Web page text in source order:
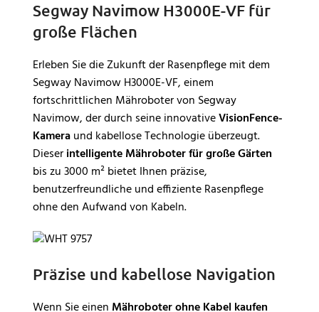
Segway Navimow H3000E-VF für
große Flächen
Erleben Sie die Zukunft der Rasenpflege mit dem
Segway Navimow H3000E-VF, einem
fortschrittlichen Mähroboter von Segway
Navimow, der durch seine innovativeVisionFence-
Kameraund kabellose Technologie überzeugt.
Dieserintelligente Mähroboter für große Gärten
bis zu 3000 m² bietet Ihnen präzise,
benutzerfreundliche und effiziente Rasenpflege
ohne den Aufwand von Kabeln.
Präzise und kabellose Navigation
Wenn Sie einen Mähroboter ohne Kabel kaufen